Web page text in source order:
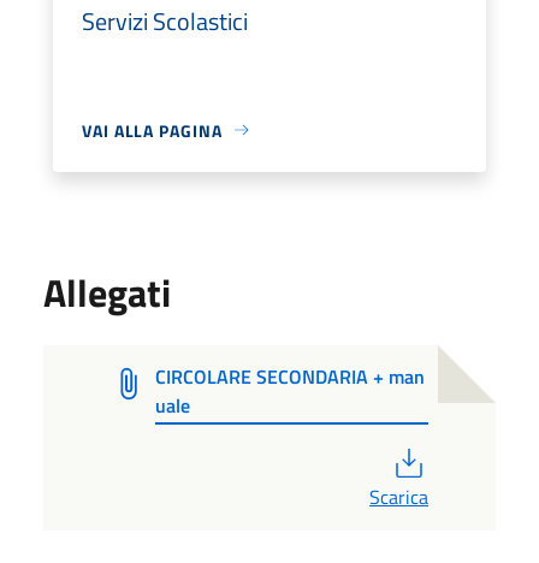
Servizi Scolastici
VAI ALLA PAGINA
Allegati
CIRCOLARE SECONDARIA + man
uale
Scarica